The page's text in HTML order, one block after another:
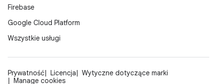
Firebase
Google Cloud Platform
Wszystkie usługi
Prywatność Licencja
Wytyczne dotyczące marki
Manage cookies